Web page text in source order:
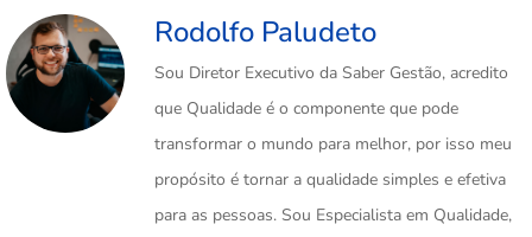
Rodolfo Paludeto
Sou Diretor Executivo da Saber Gestão, acredito
que Qualidade é o componente que pode
transformar o mundo para melhor, por isso meu
propósito é tornar a qualidade simples e efetiva
para as pessoas. Sou Especialista em Qualidade,